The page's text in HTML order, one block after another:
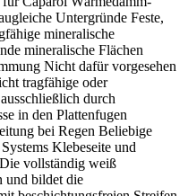
Untergründe Feste,
mineralische
mineralische Flächen
Nicht dafür vorgesehen
tragfähige oder
durch
in den Plattenfugen
bei Regen Beliebige
Klebeseite und
vollständig weiß
und bildet die